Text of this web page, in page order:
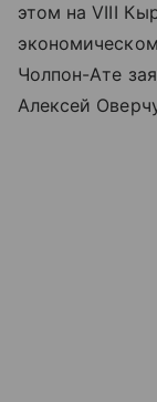
этом на VIII
Чолпон-Ате
Алексей